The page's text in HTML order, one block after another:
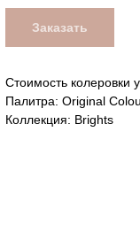
Заказать
Стоимость колеровки
Палитра: Original
Коллекция: Brights